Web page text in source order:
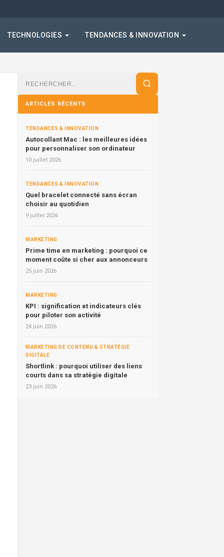
TECHNOLOGIES TENDANCES & INNOVATION
Rechercher
ARTICLES RÉCENTS
TENDANCES & INNOVATION
Autocollant Mac : les meilleures idées
pour personnaliser son ordinateur
10 juillet 2026
TENDANCES & INNOVATION
Quel bracelet connecté sans écran
choisir au quotidien
9 juillet 2026
MARKETING
Prime time en marketing : pourquoi ce
moment coûte si cher aux annonceurs
25 juin 2026
MARKETING
KPI : signification et indicateurs clés
pour piloter son activité
24 juin 2026
MARKETING DE CONTENU & STRATÉGIE
DIGITALE
Shortlink : pourquoi utiliser des liens
courts dans sa stratégie digitale
23 juin 2026